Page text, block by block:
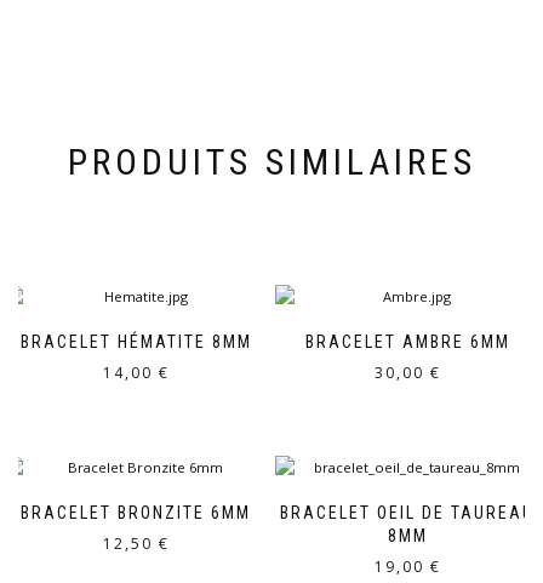
PRODUITS SIMILAIRES
BRACELET HÉMATITE 8MM
14,00 €
BRACELET AMBRE 6MM
30,00 €
BRACELET BRONZITE 6MM
12,50 €
BRACELET OEIL DE TAUREAU
8MM
19,00 €